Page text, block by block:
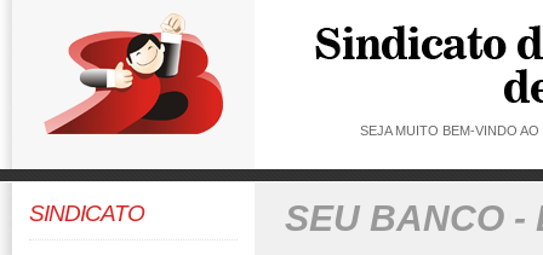
SEJA MUITO BEM-VINDO
SINDICATO SEU BANCO -